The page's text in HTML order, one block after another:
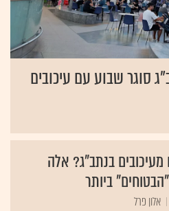
סוגר שבוע עם עיכובים
בנתב"ג? אלה
ביותר
אלון פרל